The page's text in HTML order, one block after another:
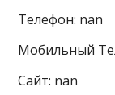
Телефон: nan
Мобильный
Сайт: nan